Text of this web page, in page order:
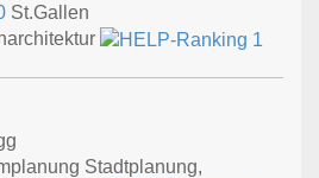
St.Gallen
Stadtplanung,